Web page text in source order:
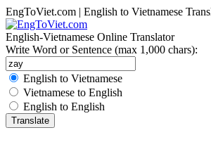
EngToViet.com | English to Vietnamese
English-Vietnamese Online Translator
Write Word or Sentence (max 1,000 chars):
English to Vietnamese
Vietnamese to English
English to English